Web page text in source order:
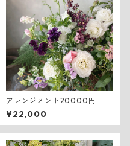
アレンジメント20000円
¥22,000